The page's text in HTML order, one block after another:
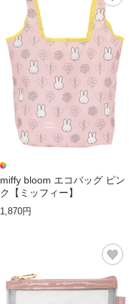
miffy bloom エコバッグ ピン
ク【ミッフィー】
1,870円